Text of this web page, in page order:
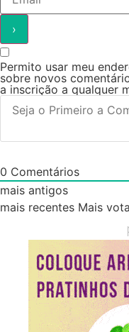
Permito usar meu
sobre novos
a inscrição a qualquer
0 Comentários
mais antigos
mais recentes Mais